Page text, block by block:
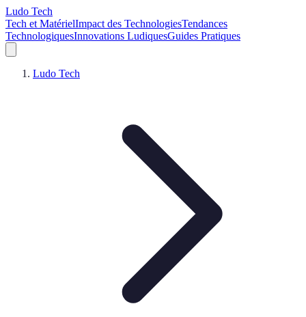
Ludo Tech
Tech et MatérielImpact des TechnologiesTendances
TechnologiquesInnovations LudiquesGuides Pratiques
Ludo Tech